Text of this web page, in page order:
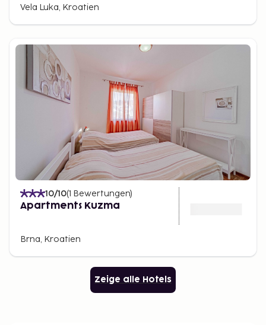
Vela Luka, Kroatien
10/10(1 Bewertungen)
Apartments Kuzma
Brna, Kroatien
Zeige alle Hotels